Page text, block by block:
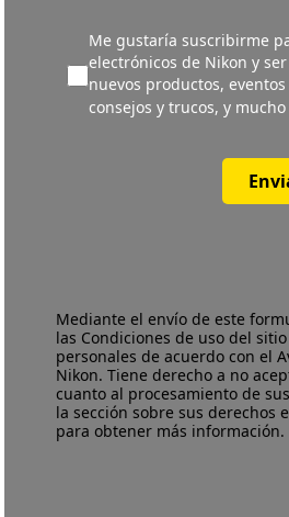
Me gustaría suscribirme
electrónicos de Nikon y
nuevos productos,
consejos y trucos, y
Mediante el envío de este
las Condiciones de uso del
personales de acuerdo con el
Nikon. Tiene derecho a no
cuanto al procesamiento de
la sección sobre sus derechos
para obtener más información.